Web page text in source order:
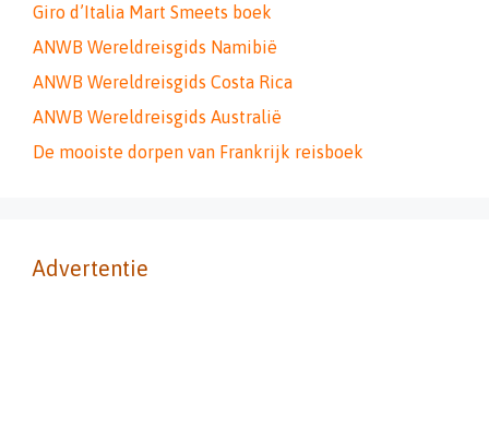
Giro d’Italia Mart Smeets boek
ANWB Wereldreisgids Namibië
ANWB Wereldreisgids Costa Rica
ANWB Wereldreisgids Australië
De mooiste dorpen van Frankrijk reisboek
Advertentie